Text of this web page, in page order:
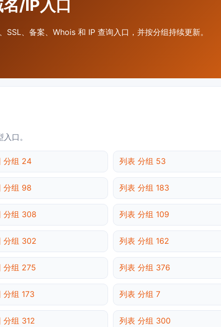
/IP入口
、备案、Whois 和 IP 查询入口，并按分组持续更新。
口。
分组 24 列表 分组 53
分组 98 列表 分组 183
分组 308 列表 分组 109
分组 302 列表 分组 162
分组 275 列表 分组 376
分组 173 列表 分组 7
分组 312 列表 分组 300